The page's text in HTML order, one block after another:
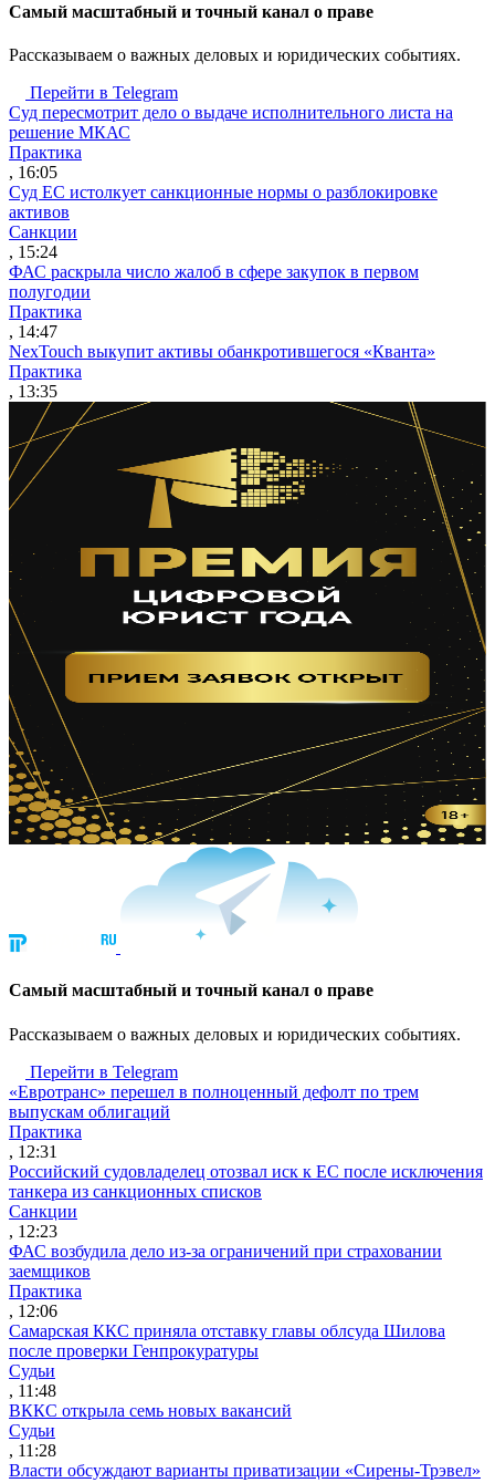
Cамый масштабный и точный канал о праве
Рассказываем о важных деловых и юридических событиях.
Перейти в Telegram
Суд пересмотрит дело о выдаче исполнительного листа на
решение МКАС
Практика
, 16:05
Суд ЕС истолкует санкционные нормы о разблокировке
активов
Санкции
, 15:24
ФАС раскрыла число жалоб в сфере закупок в первом
полугодии
Практика
, 14:47
NexTouch выкупит активы обанкротившегося «Кванта»
Практика
, 13:35
Cамый масштабный и точный канал о праве
Рассказываем о важных деловых и юридических событиях.
Перейти в Telegram
«Евротранс» перешел в полноценный дефолт по трем
выпускам облигаций
Практика
, 12:31
Российский судовладелец отозвал иск к ЕС после исключения
танкера из санкционных списков
Санкции
, 12:23
ФАС возбудила дело из-за ограничений при страховании
заемщиков
Практика
, 12:06
Самарская ККС приняла отставку главы облсуда Шилова
после проверки Генпрокуратуры
Судьи
, 11:48
ВККС открыла семь новых вакансий
Судьи
, 11:28
Власти обсуждают варианты приватизации «Сирены-Трэвел»